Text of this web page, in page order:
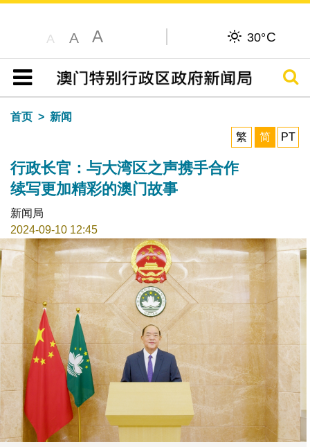
A A A 30°C
目录
搜寻
首页
新闻
繁
简 PT
行政长官：与大湾区之声携手合作
续写更加精彩的澳门故事
新闻局
2024-09-10 12:45